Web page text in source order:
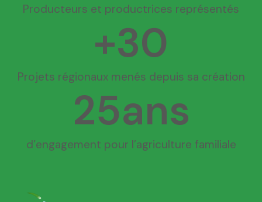
Producteurs et productrices représentés
Projets régionaux menés depuis sa création
+30
d’engagement pour l’agriculture familiale
25ans